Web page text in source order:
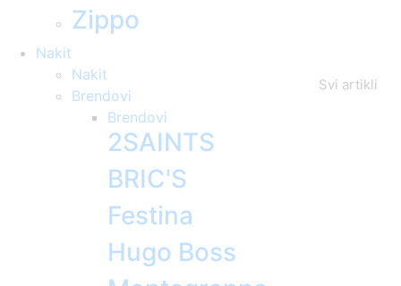
Zippo
Nakit
Svi artikli
Nakit
Brendovi
Brendovi
2SAINTS
BRIC'S
Festina
Hugo Boss